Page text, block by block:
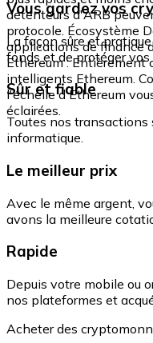
détenteurs d'ARB
protocole. Écosystème
applications de finance
Ethereum :
intelligents Ethereum.
l'échelle d'Ethereum
éclairées.
Vous gardez vos
La façon sûre et
fonds et de protéger
Sûr et fiable
Toutes nos
informatique.
Le meilleur prix
Avec le même argent,
avons la meilleure
Rapide
Depuis votre mobile ou
nos plateformes et
Acheter des